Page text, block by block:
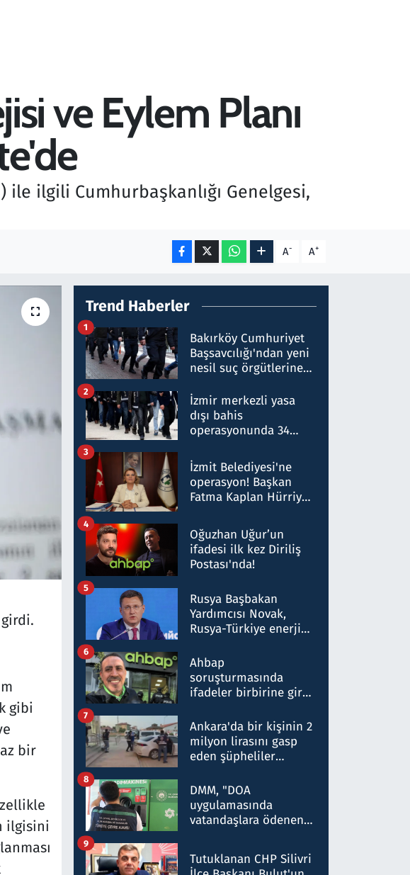
ve Eylem Planı
ile ilgili Cumhurbaşkanlığı Genelgesi,
A- A+
gibi
bir
ilgisini
Trend Haberler
Bakırköy Cumhuriyet
Başsavcılığı'ndan yeni
nesil suç örgütlerine
hakkında gözaltı kararı
1
İzmir merkezli yasa
dışı bahis
operasyonunda 34
Milyar liralık para
trafiği tespit edildi
2
İzmit Belediyesi'ne
operasyon! Başkan
Fatma Kaplan Hürriyet
3
Oğuzhan Uğur’un
ifadesi ilk kez Diriliş
Postası'nda!
4
Rusya Başbakan
Yardımcısı Novak,
Rusya-Türkiye enerji
nitelikte olduğunu
belirtti
5
Ahbap
soruşturmasında
ifadeler birbirine girdi:
ifadelerinden ortaya
çıkan tablo şok etti
6
Ankara'da bir kişinin 2
milyon lirasını gasp
eden şüpheliler
7
DMM, "DOA
uygulamasında
vatandaşlara ödenen
düşürüldüğü" iddiasını
yalanladı
8
Tutuklanan CHP Silivri
9